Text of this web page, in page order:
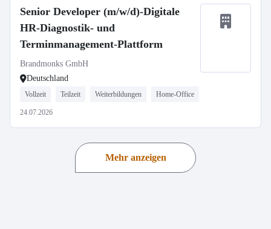
Senior Developer (m/w/d)-Digitale
HR-Diagnostik- und
Terminmanagement-Plattform
Brandmonks GmbH
Deutschland
Vollzeit Teilzeit Weiterbildungen Home-Office
24.07.2026
Mehr anzeigen